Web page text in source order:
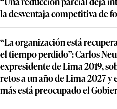
la desventaja competitiva de
“La organización está
el tiempo perdido”: Carlos
expresidente de Lima 2019,
retos a un año de Lima 2027 y
más está preocupado el